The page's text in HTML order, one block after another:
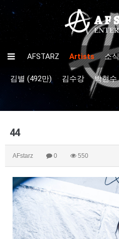
AFSTARZ Artists 소식
김별 (492만) 김수강 박현수
44
AFstarz 0 550